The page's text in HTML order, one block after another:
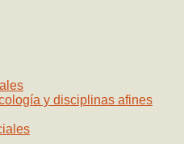
y disciplinas afines